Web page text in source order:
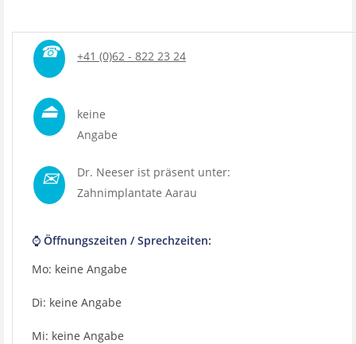
☎ +41 (0)62 - 822 23 24
⏏
keine
Angabe
✉
Dr. Neeser ist präsent unter:
Zahnimplantate Aarau
⌚ Öffnungszeiten / Sprechzeiten:
Mo: keine Angabe
Di: keine Angabe
Mi: keine Angabe